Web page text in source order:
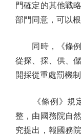
門確定的其他戰
部門同意，可以
同時，《條例
從探、採、供、
開採從重處罰機制
《條例》規定
整，由國務院自
究提出，報國務